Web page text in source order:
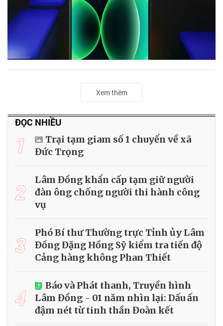
Xem thêm
ĐỌC NHIỀU
1
Trại tạm giam số 1 chuyển về xã
Đức Trọng
2
Lâm Đồng khẩn cấp tạm giữ người
đàn ông chống người thi hành công
vụ
3
Phó Bí thư Thường trực Tỉnh ủy Lâm
Đồng Đặng Hồng Sỹ kiểm tra tiến độ
Cảng hàng không Phan Thiết
4
Báo và Phát thanh, Truyền hình
Lâm Đồng - 01 năm nhìn lại: Dấu ấn
đậm nét từ tinh thần Đoàn kết